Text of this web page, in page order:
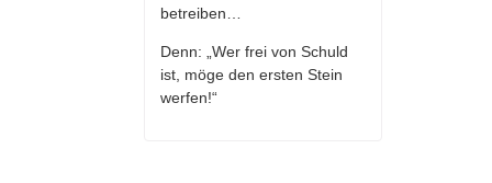
betreiben…
Denn: „Wer frei von Schuld
ist, möge den ersten Stein
werfen!“